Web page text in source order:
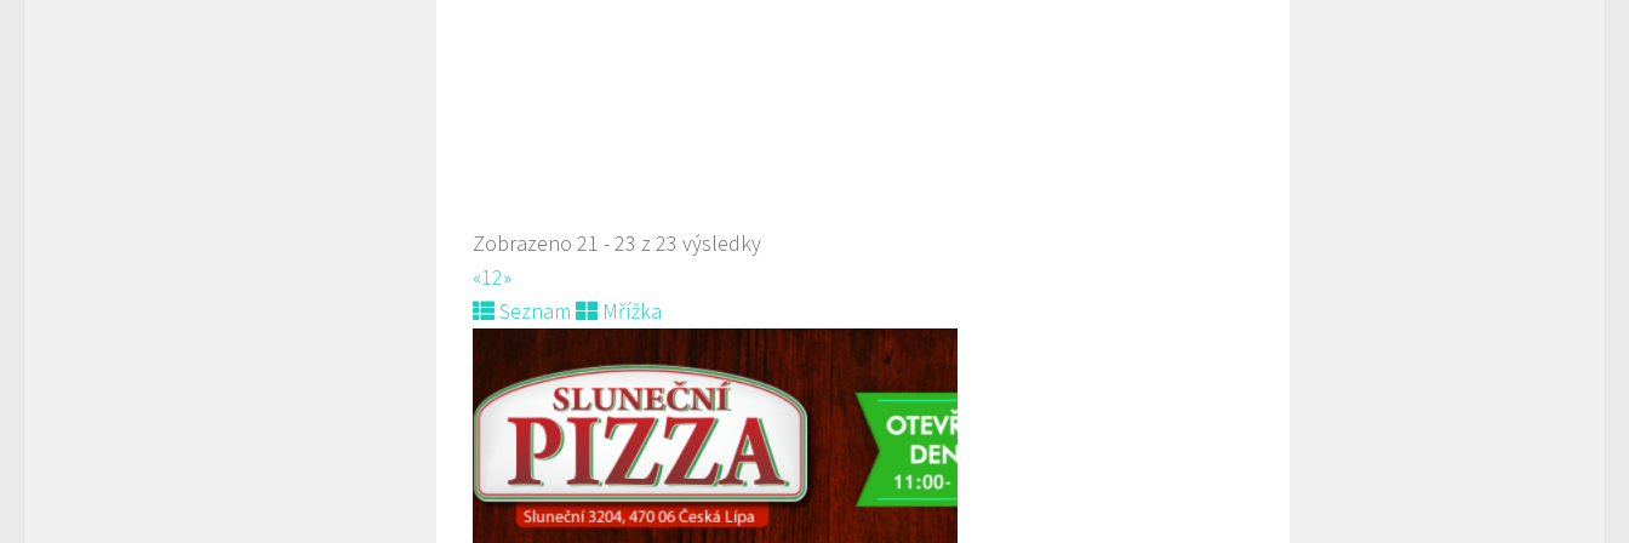
606849413 606849413
Web s objednávkou či nabídkou
prodej s sebou
Zobrazeno 21 - 23 z 23 výsledky
«12»
Seznam
Mřížka